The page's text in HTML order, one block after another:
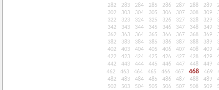
282
283 284 285 286 287 288 289
302
303 304 305 306 307 308 309
322
323 324 325 326 327 328 329
342
343 344 345 346 347 348 349
362
363 364 365 366 367 368 369
382
383 384 385 386 387 388 389
402
403 404 405 406 407 408 409
422
423 424 425 426 427 428 429
442
443 444 445 446 447 448 449
462
463 464 465 466 467 468 469
482
483 484 485 486 487 488 489
502
503 504 505 506 507 508 509